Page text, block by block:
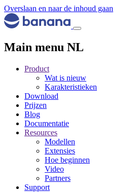
Overslaan en naar de inhoud gaan
Main menu NL
Product
Wat is nieuw
Karakteristieken
Download
Prijzen
Blog
Documentatie
Resources
Modellen
Extensies
Hoe beginnen
Video
Partners
Support